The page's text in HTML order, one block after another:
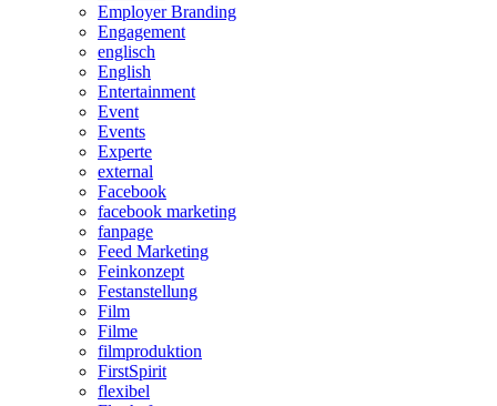
Employer Branding
Engagement
englisch
English
Entertainment
Event
Events
Experte
external
Facebook
facebook marketing
fanpage
Feed Marketing
Feinkonzept
Festanstellung
Film
Filme
filmproduktion
FirstSpirit
flexibel